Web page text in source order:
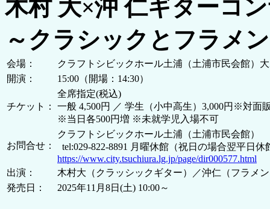
木村 大×沖 仁ギターコ
～クラシックとフラメ
会場：
クラフトシビックホール土浦（土浦市民会館）
開演：
15:00（開場：14:30）
チケット：
全席指定(税込)
一般 4,500円 ／ 学生（小中高生）3,000円※対面
※当日各500円増 ※未就学児入場不可
お問合せ：
クラフトシビックホール土浦（土浦市民会館）
tel:029-822-8891 月曜休館（祝日の場合翌平日休
https://www.city.tsuchiura.lg.jp/page/dir000577.html
出演：
木村大（クラッシックギター）／沖仁（フラメ
発売日：
2025年11月8日(土) 10:00～